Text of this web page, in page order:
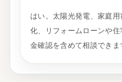
はい。太陽光発電、家庭
化、リフォームローンや
金確認を含めて相談できま